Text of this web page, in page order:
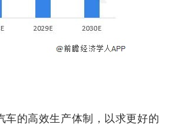
的高效生产体制，以求更好的